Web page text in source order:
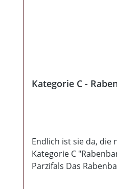
Kategorie C -
Endlich ist sie da, die
Kategorie C "Rabenbanner". Intro
Parzifals Das